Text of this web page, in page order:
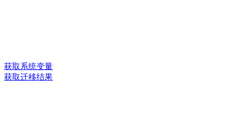
获取系统变量
获取迁移结果